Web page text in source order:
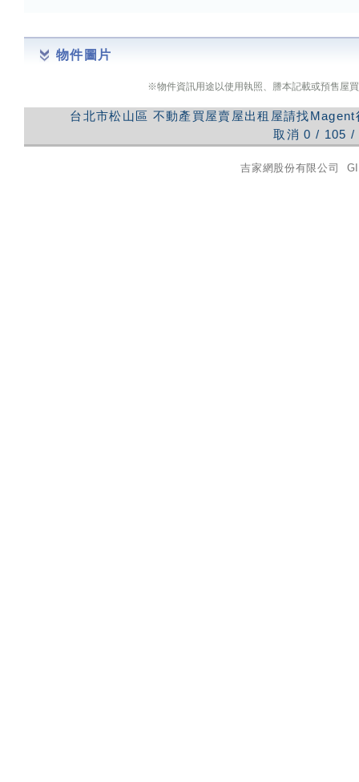
物件圖片
※物件資訊用途以使用執照、謄本記載或預售屋
台北市松山區 不動產買屋賣屋出租屋請找
取消 0 / 105 /
吉家網股份有限公司